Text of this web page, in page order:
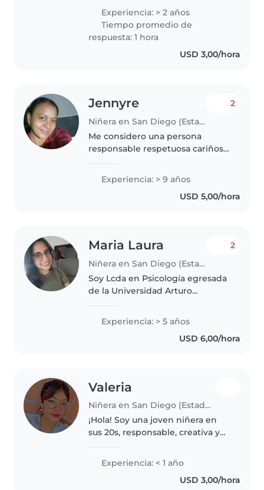
experiencia cuidando niños de
todas las edades, desde bebés
hasta adolescentes. Me encanta
leer..
Experiencia: > 2 años
Tiempo promedio de
respuesta: 1 hora
USD 3,00/hora
Jennyre
Niñera en San Diego (Estado Carabobo)
2
Me considero una persona
responsable respetuosa cariñosa
carismática me gusta mucho
trabajar como niñera amo
trabajar con niños desde que
Experiencia: > 9 años
USD 5,00/hora
Maria Laura
Niñera en San Diego (Estado Carabobo)
2
Soy Lcda en Psicología egresada
de la Universidad Arturo
desenvuelvo en el área de la
evaluación Psicológica y
Experiencia: > 5 años
USD 6,00/hora
Valeria
Niñera en San Diego (Estado Carabobo)
¡Hola! Soy una joven niñera en
sus 20s, responsable, creativa y
semestre de educación en la
universidad de carabobo. Tengo
experiencia con niños con
Experiencia: < 1 año
USD 3,00/hora